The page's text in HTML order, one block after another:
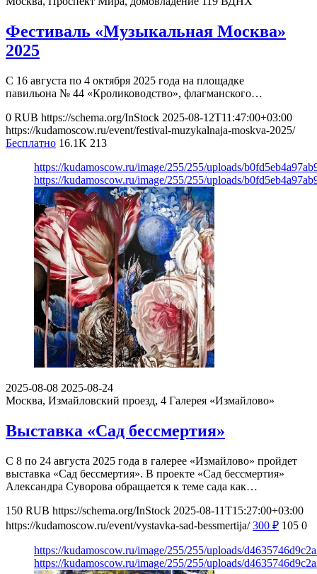
Фестиваль «Музыкальная Москва»
2025
С 16 августа по 4 октября 2025 года на площадке
павильона № 44 «Кролиководство», флагманского…
0 RUB https://schema.org/InStock 2025-08-12T11:47:00+03:00
https://kudamoscow.ru/event/festival-muzykalnaja-moskva-2025/
Бесплатно 16.1K 213
https://kudamoscow.ru/image/255/255/uploads/
https://kudamoscow.ru/image/255/255/uploads/
2025-08-08 2025-08-24
Москва, Измайловский проезд, 4 Галерея «Измайлово»
Выставка «Сад бессмертия»
С 8 по 24 августа 2025 года в галерее «Измайлово» пройдет
выставка «Сад бессмертия». В проекте «Сад бессмертия»
Александра Суворова обращается к теме сада как…
150 RUB https://schema.org/InStock 2025-08-11T15:27:00+03:00
https://kudamoscow.ru/event/vystavka-sad-bessmertija/ 300 ₽ 105 0
https://kudamoscow.ru/image/255/255/uploads/
https://kudamoscow.ru/image/255/255/uploads/